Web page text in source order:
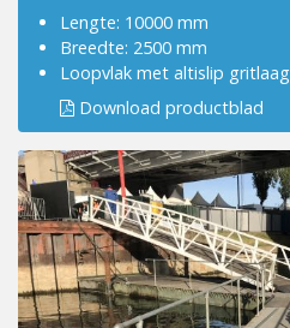
Lengte: 10000 mm
Breedte: 2500 mm
Loopvlak met altislip gritlaag
Download productblad